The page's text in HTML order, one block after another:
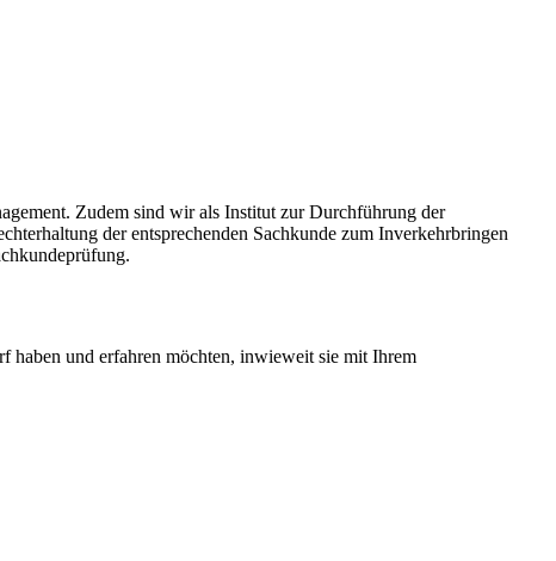
Zudem sind wir als Institut zur Durchführung der
der entsprechenden Sachkunde zum Inverkehrbringen
haben und erfahren möchten, inwieweit sie mit Ihrem